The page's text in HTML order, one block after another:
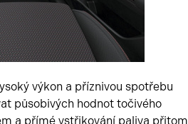
výkon a příznivou spotřebu
působivých hodnot točivého
a přímé vstřikování paliva přitom